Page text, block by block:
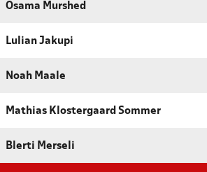
Osama Murshed
Lulian Jakupi
Noah Maale
Mathias Klostergaard Sommer
Blerti Merseli